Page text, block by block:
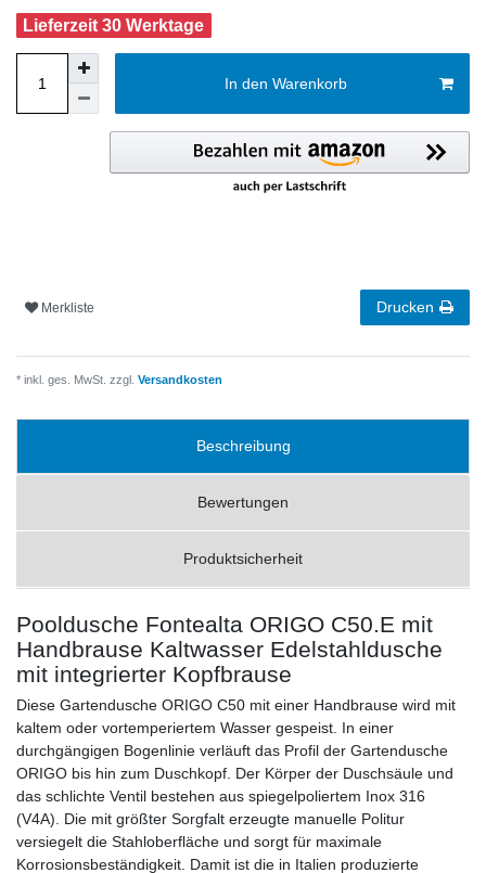
Lieferzeit 30 Werktage
In den Warenkorb
Merkliste Drucken
* inkl. ges. MwSt. zzgl. Versandkosten
Beschreibung
Bewertungen
Produktsicherheit
Pooldusche Fontealta ORIGO C50.E mit
Handbrause Kaltwasser Edelstahldusche
mit integrierter Kopfbrause
Diese Gartendusche ORIGO C50 mit einer Handbrause wird mit
kaltem oder vortemperiertem Wasser gespeist. In einer
durchgängigen Bogenlinie verläuft das Profil der Gartendusche
ORIGO bis hin zum Duschkopf. Der Körper der Duschsäule und
das schlichte Ventil bestehen aus spiegelpoliertem Inox 316
(V4A). Die mit größter Sorgfalt erzeugte manuelle Politur
versiegelt die Stahloberfläche und sorgt für maximale
Korrosionsbeständigkeit. Damit ist die in Italien produzierte